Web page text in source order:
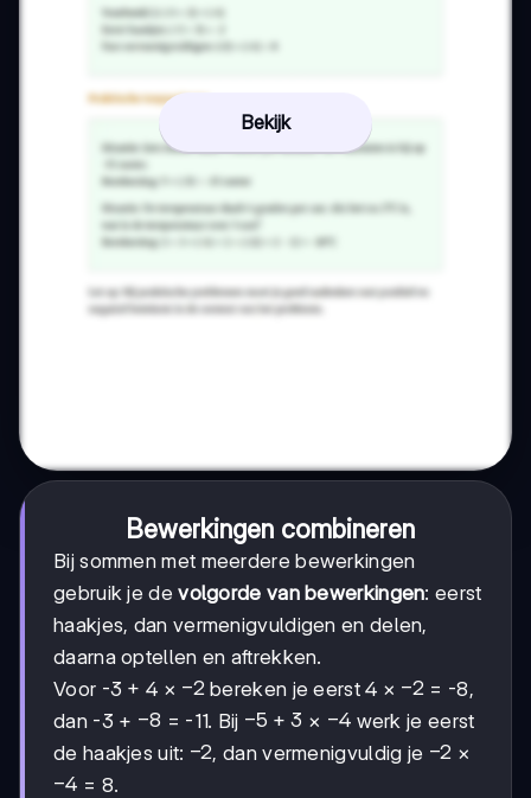
Bekijk
Bewerkingen combineren
Bij sommen met meerdere bewerkingen
gebruik je devolgorde van bewerkingen: eerst
haakjes, dan vermenigvuldigen en delen,
daarna optellen en aftrekken.
Voor -3 + 4 × -2
−2bereken je eerst 4 × -2
−2 = -8,
dan -3 + -8
−8 = -11. Bij -5
+
3
−5 + 3 × -4
−4 werk je eerst
de haakjes uit: -2
−2, dan vermenigvuldig je -2
−2 ×
-4
−4 = 8.